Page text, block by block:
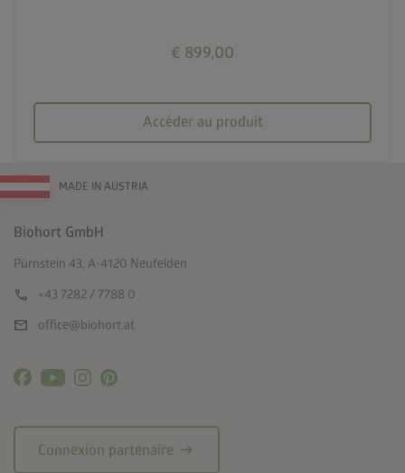
€ 899,00
Accéder au produit
MADE IN AUSTRIA
Biohort GmbH
Pürnstein 43, A-4120 Neufelden
call +43 7282 / 7788 0
mail office@biohort.at
Connexion partenaire arrow_right_alt